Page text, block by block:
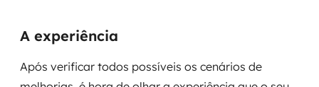
A experiência
Após verificar todos possíveis os cenários de